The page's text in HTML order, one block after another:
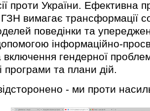
проти України. Ефективна
вимагає трансформації
поведінки та
інформаційно-
включення гендерної
програми та плани дій.
- ми проти